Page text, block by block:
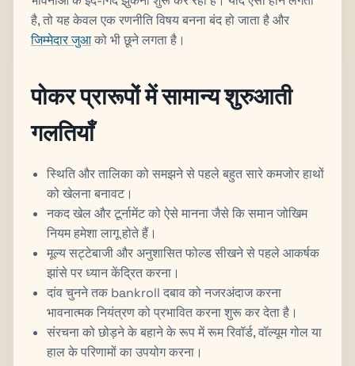
है, तो यह केवल एक रणनीति विषय बनना बंद हो जाता है और
जिम्मेदार जुआको भी छूने लगता है।
पोकर प्रारूपों में सामान्य शुरुआती
गलतियाँ
स्थिति और तालिका को समझने से पहले बहुत सारे कमजोर हाथों
को खेलना बनावट।
नकद खेल और टूर्नामेंट को ऐसे मानना जैसे कि समान जोखिम
नियम हमेशा लागू होते हैं।
मूल्य सट्टेबाजी और अनुशासित फोल्ड सीखने से पहले आकर्षक
झांसे पर ध्यान केंद्रित करना।
दांव चुनने तक bankroll दबाव को नजरअंदाज करना
भावनात्मक नियंत्रण को प्रभावित करना शुरू कर देता है।
संरचना को छोड़ने के बहाने के रूप में रूम रिवॉर्ड, वॉल्यूम गोल या
हाल के परिणामों का उपयोग करना।